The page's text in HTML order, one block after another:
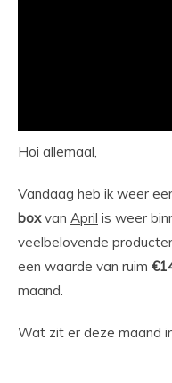
Hoi allemaal,
Vandaag heb ik weer
boxvan April is weer
veelbelovende
een waarde van ruim
maand.
Wat zit er deze maand